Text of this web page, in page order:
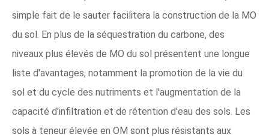
simple fait de le sauter facilitera la construction de la MO
du sol. En plus de la séquestration du carbone, des
niveaux plus élevés de MO du sol présentent une longue
liste d'avantages, notamment la promotion de la vie du
sol et du cycle des nutriments et l'augmentation de la
capacité d'infiltration et de rétention d'eau des sols. Les
sols à teneur élevée en OM sont plus résistants aux